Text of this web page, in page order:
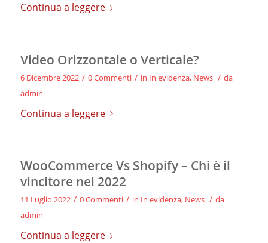
Continua a leggere
Video Orizzontale o Verticale?
6 Dicembre 2022 / 0 Commenti / in In evidenza, News / da
admin
Continua a leggere
WooCommerce Vs Shopify – Chi è il
vincitore nel 2022
11 Luglio 2022 / 0 Commenti / in In evidenza, News / da
admin
Continua a leggere